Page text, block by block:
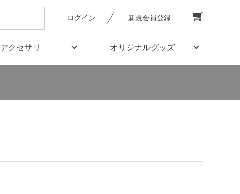
ログイン 新規会員登録
アクセサリ オリジナルグッズ